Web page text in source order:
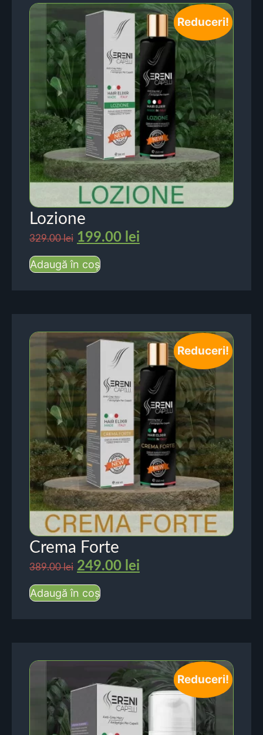
Reduceri!
Lozione
329.00lei 199.00 lei
Adaugă în coș
Reduceri!
Crema Forte
389.00lei 249.00 lei
Adaugă în coș
Reduceri!